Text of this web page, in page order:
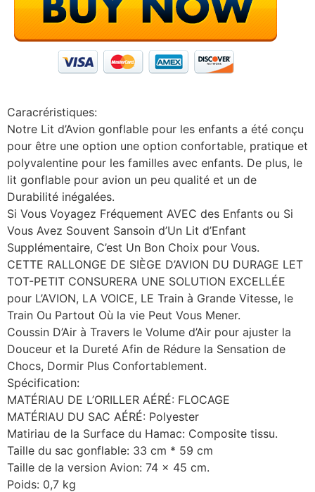
Caracréristiques:
Notre Lit d’Avion gonflable pour les enfants a été conçu
pour être une option une option confortable, pratique et
polyvalentine pour les familles avec enfants. De plus, le
lit gonflable pour avion un peu qualité et un de
Durabilité inégalées.
Si Vous Voyagez Fréquement AVEC des Enfants ou Si
Vous Avez Souvent Sansoin d’Un Lit d’Enfant
Supplémentaire, C’est Un Bon Choix pour Vous.
CETTE RALLONGE DE SIÈGE D’AVION DU DURAGE LET
TOT-PETIT CONSURERA UNE SOLUTION EXCELLÉE
pour L’AVION, LA VOICE, LE Train à Grande Vitesse, le
Train Ou Partout Où la vie Peut Vous Mener.
Coussin D’Air à Travers le Volume d’Air pour ajuster la
Douceur et la Dureté Afin de Rédure la Sensation de
Chocs, Dormir Plus Confortablement.
Spécification:
MATÉRIAU DE L’ORILLER AÉRÉ: FLOCAGE
MATÉRIAU DU SAC AÉRÉ: Polyester
Matiriau de la Surface du Hamac: Composite tissu.
Taille du sac gonflable: 33 cm * 59 cm
Taille de la version Avion: 74 x 45 cm.
Poids: 0,7 kg